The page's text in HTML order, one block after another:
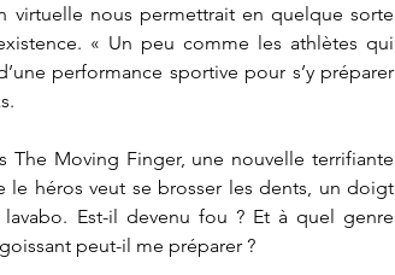
virtuelle nous permettrait en quelque sorte
« Un peu comme les athlètes qui
performance sportive pour s’y préparer
The Moving Finger, une nouvelle terrifiante
le héros veut se brosser les dents, un doigt
Est-il devenu fou ? Et à quel genre
peut-il me préparer ?